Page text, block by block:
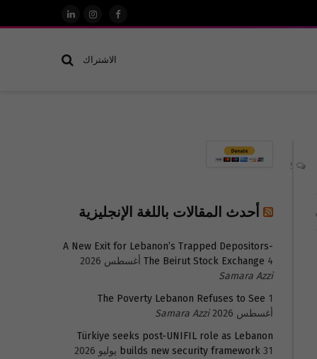
فيسبوكالانستغرام
لينكدإن
الاشتراك
أحدث المقالات باللغة الإنجليزية
A New Exit for Lebanon’s Trapped Depositors-
The Beirut Stock Exchange 4 أغسطس 2026
Samara Azzi
The Poverty Lebanon Refuses to See 1
أغسطس 2026
Samara Azzi
Türkiye seeks post-UNIFIL role as Lebanon
builds new security framework 31 يوليو 2026